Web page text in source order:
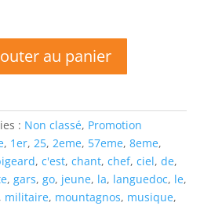
au panier
: Non classé, Promotion
, 1er, 25, 2eme, 57eme, 8eme,
, c'est, chant, chef, ciel, de,
, gars, go, jeune, la, languedoc, le,
militaire, mountagnos, musique,